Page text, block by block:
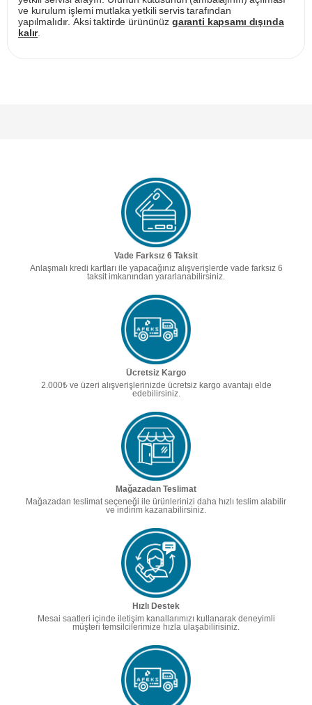
ve kurulum işlemi mutlaka yetkili servis tarafından
yapılmalıdır. Aksi taktirde ürününüz garanti kapsamı dışında
kalır.
Vade Farksız 6 Taksit
Anlaşmalı kredi kartları ile yapacağınız alışverişlerde vade farksız 6
taksit imkanından yararlanabilirsiniz.
Ücretsiz Kargo
2.000₺ ve üzeri alışverişlerinizde ücretsiz kargo avantajı elde
edebilirsiniz.
Mağazadan Teslimat
Mağazadan teslimat seçeneği ile ürünlerinizi daha hızlı teslim alabilir
ve indirim kazanabilirsiniz.
Hızlı Destek
Mesai saatleri içinde iletişim kanallarımızı kullanarak deneyimli
müşteri temsilcilerimize hızla ulaşabilirisiniz.